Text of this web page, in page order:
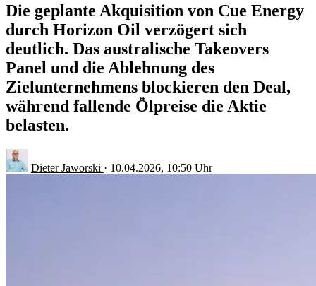
Die geplante Akquisition von Cue Energy
durch Horizon Oil verzögert sich
deutlich. Das australische Takeovers
Panel und die Ablehnung des
Zielunternehmens blockieren den Deal,
während fallende Ölpreise die Aktie
belasten.
Dieter Jaworski · 10.04.2026, 10:50 Uhr